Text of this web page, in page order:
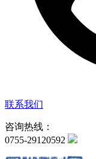
联系我们
咨询热线：
0755-29120592